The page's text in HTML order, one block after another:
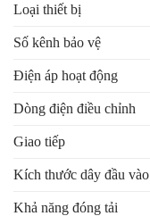
Loại thiết bị
Số kênh bảo vệ
Điện áp hoạt động
Dòng điện điều chỉnh
Giao tiếp
Kích thước dây đầu vào
Khả năng đóng tải